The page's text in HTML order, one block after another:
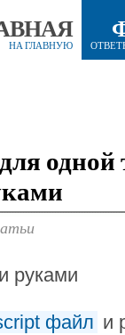
НА ГЛАВНУЮ
руками
файл и